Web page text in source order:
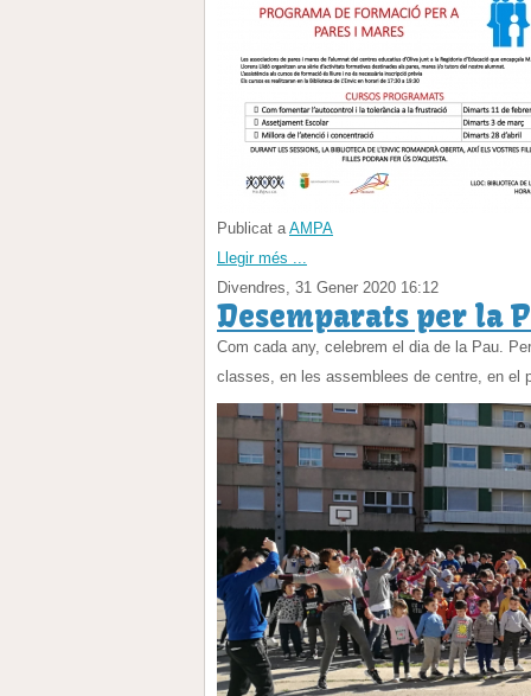
Publicat a AMPA
Llegir més ...
Divendres, 31 Gener 2020 16:12
Desemparats per la
Com cada any, celebrem el dia de la Pau.
classes, en les assemblees de centre, en el